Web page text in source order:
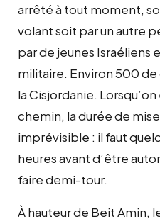
arrêté à tout moment,
volant soit par un autre
par de jeunes Israéliens
militaire. Environ 500
la Cisjordanie.
chemin, la durée de mise
imprévisible : il faut
heures avant d’être
faire demi-tour.
À hauteur de Beit Amin,